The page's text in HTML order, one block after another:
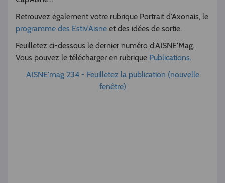
Retrouvez également votre rubrique Portrait d’Axonais, le
programme des Estiv’Aisne et des idées de sortie.
Feuilletez ci-dessous le dernier numéro d'AISNE'Mag.
Vous pouvez le télécharger en rubrique Publications.
AISNE'mag 234 - Feuilletez la publication (nouvelle
fenêtre)